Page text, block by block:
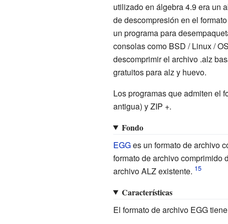
utilizado en álgebra 4.9 era un
de descompresión en el
un programa para
consolas como BSD / Linux /
descomprimir el archivo .alz
gratuitos para alz y huevo.
Los programas que admiten el
antigua) y ZIP +.
Fondo
EGGes un formato de archivo
formato de archivo comprimido
archivo ALZ existente.
Características
El formato de archivo EGG